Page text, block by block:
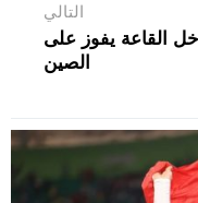
التالي
القاعة يفوز على
الصين